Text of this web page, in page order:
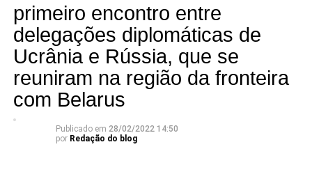
primeiro encontro entre
delegações diplomáticas de
Ucrânia e Rússia, que se
reuniram na região da fronteira
com Belarus
Publicado em 28/02/2022 14:50
por Redação do blog